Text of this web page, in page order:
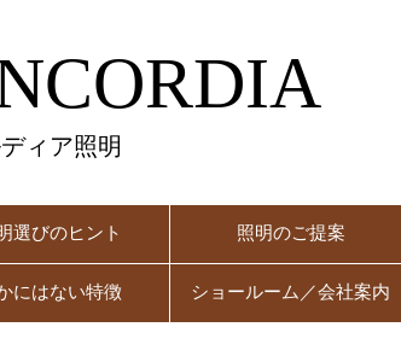
ィア照明
選びのヒント 照明のご提案
にはない特徴 ショールーム／会社案内